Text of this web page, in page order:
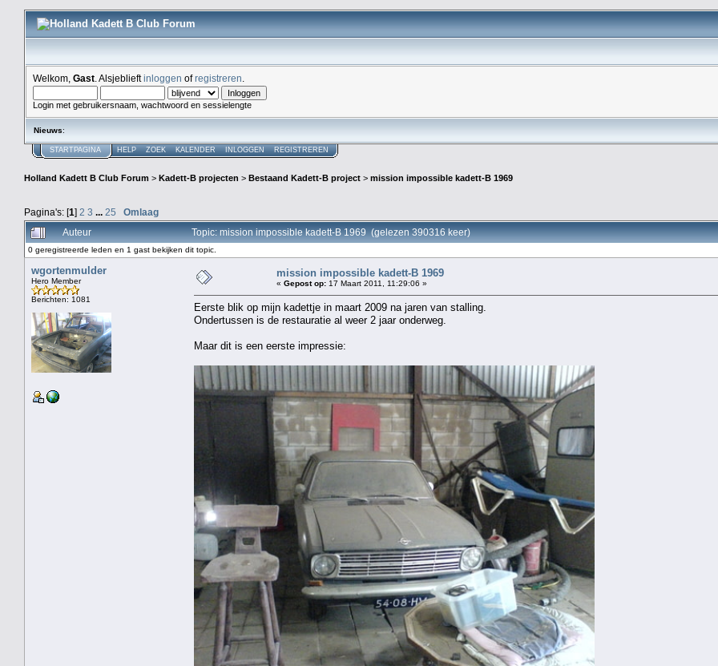
Welkom, Gast . Alsjeblieftinloggen ofregistreren
Login met gebruikersnaam, wachtwoord en sessielengte
Nieuws:
STARTPAGINA HELP ZOEK KALENDER INLOGGEN REGISTREREN
Holland Kadett B Club Forum > Kadett-B projecten > Bestaand Kadett-B project > mission impossible kadett-B 1969
Pagina's: [1] 2 3 ... 25 Omlaag
Auteur Topic: mission impossible kadett-B 1969 (gelezen 390316 keer)
0 geregistreerde leden en 1 gast bekijken dit topic.
wgortenmulder
Hero Member
Berichten: 1081
mission impossible kadett-B 1969
« Gepost op: 17 Maart 2011, 11:29:06 »
Eerste blik op mijn kadettje in maart 2009 na jaren van stalling.
Ondertussen is de restauratie al weer 2 jaar onderweg.
Maar dit is een eerste impressie: